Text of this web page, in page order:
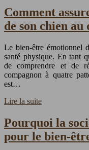
Comment
de son chien au
Le bien-être émotionnel
santé physique. En tant
de comprendre et de
compagnon à quatre
est…
Lire la suite
Pourquoi la
pour le bien-